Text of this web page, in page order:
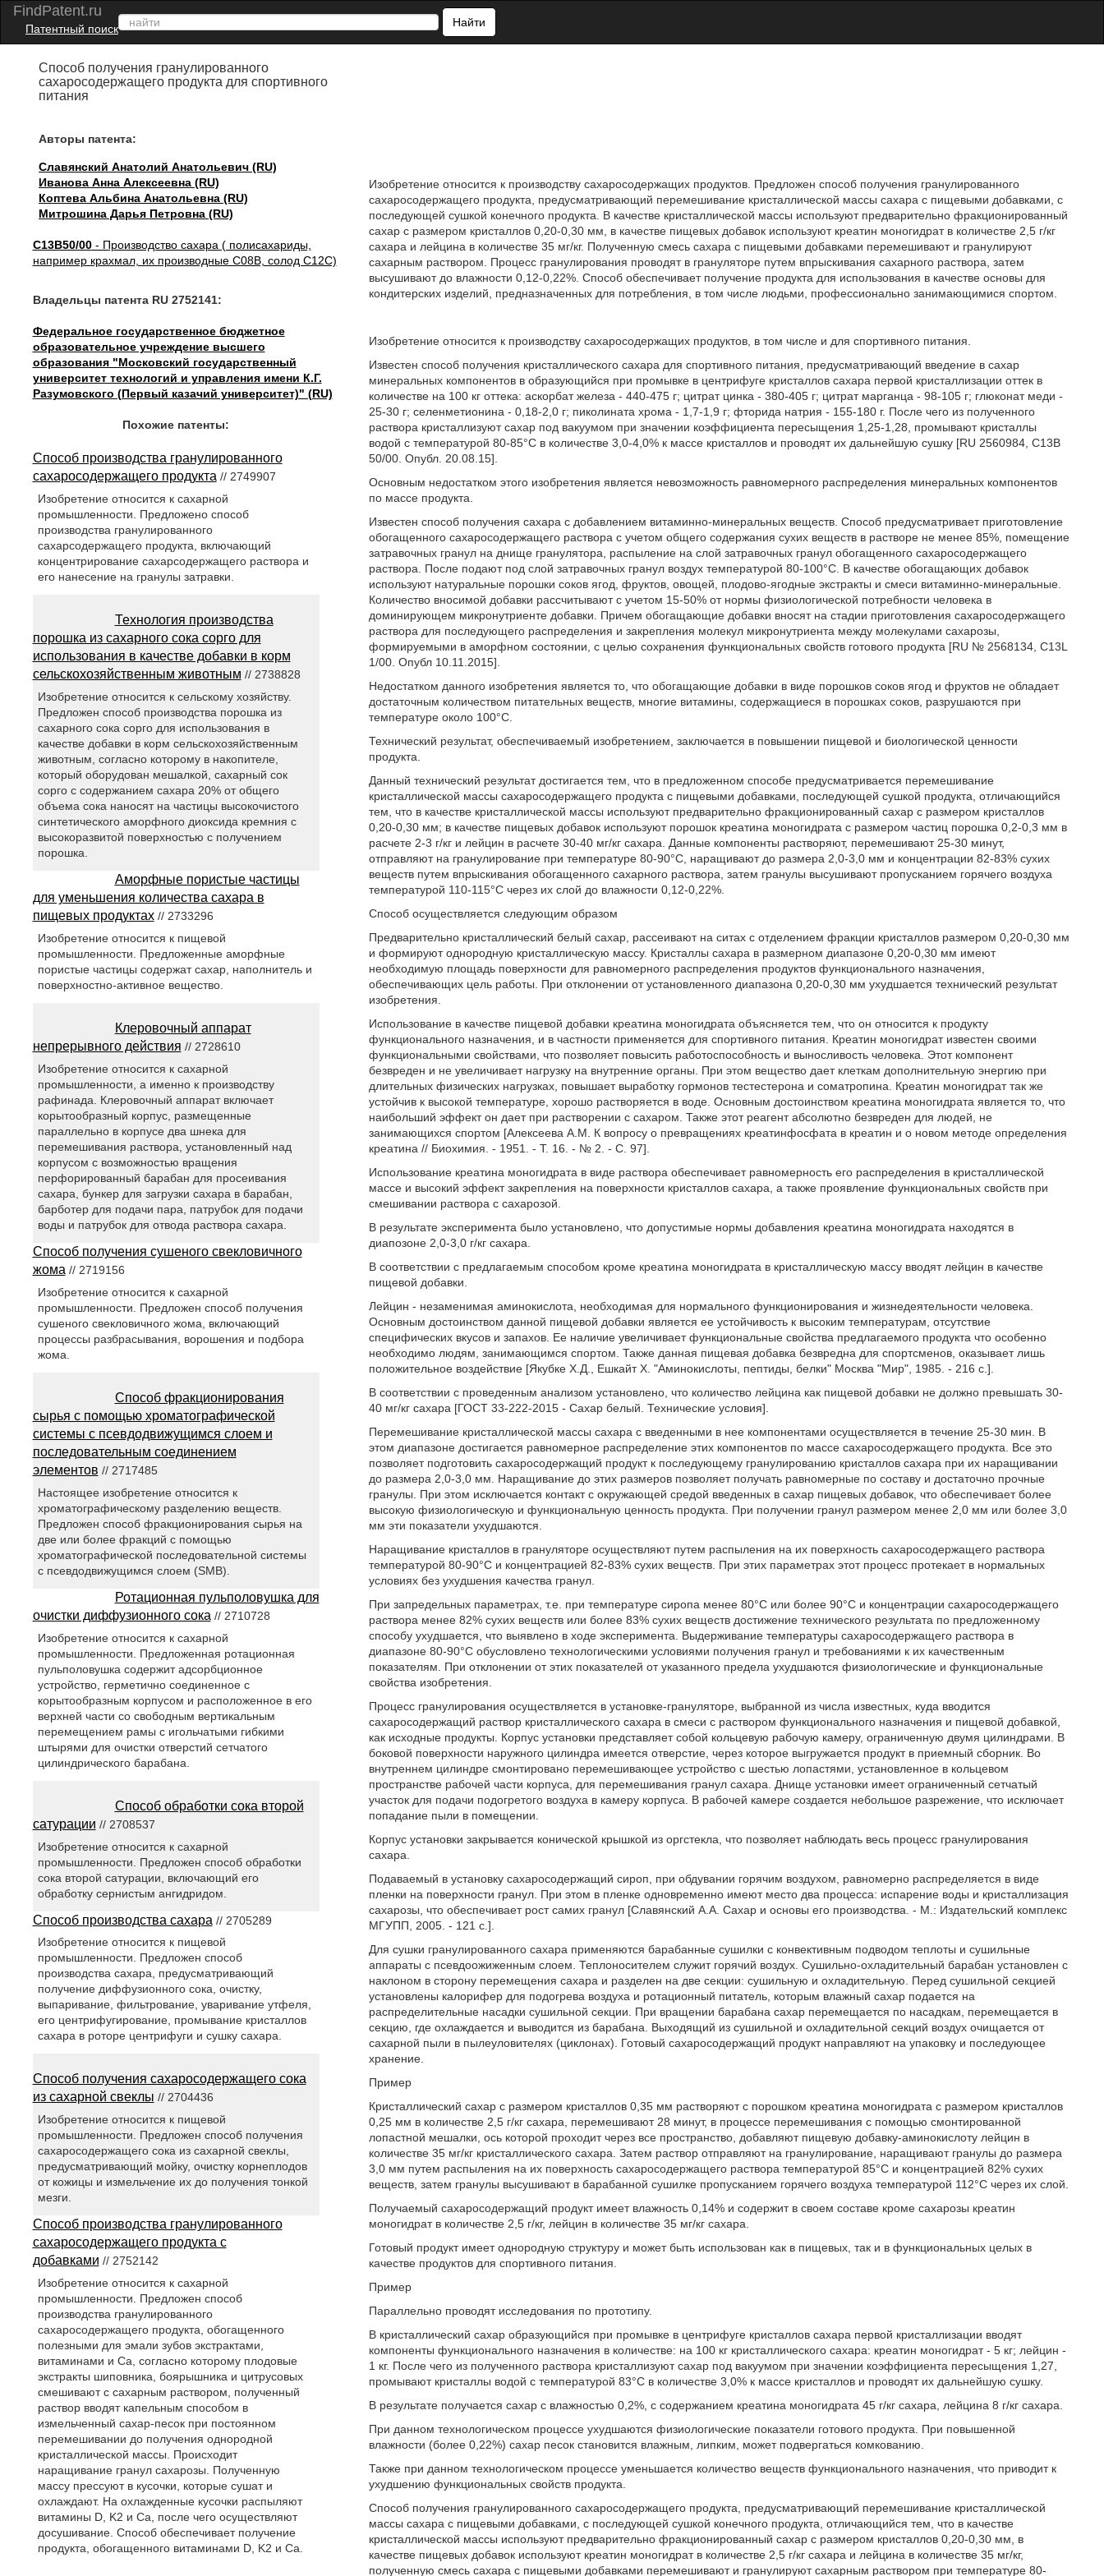
FindPatent.ru
Патентный поиск
Найти
Способ получения гранулированного
сахаросодержащего продукта для спортивного
питания
Авторы патента:
Славянский Анатолий Анатольевич (RU)
Иванова Анна Алексеевна (RU)
Коптева Альбина Анатольевна (RU)
Митрошина Дарья Петровна (RU)
C13B50/00- Производство сахара ( полисахариды,
например крахмал, их производные C08B, солод C12C)
Владельцы патента RU 2752141:
Федеральное государственное бюджетное
образовательное учреждение высшего
образования "Московский государственный
университет технологий и управления имени К.Г.
Разумовского (Первый казачий университет)" (RU)
Изобретение относится к производству сахаросодержащих продуктов. Предложен способ получения гранулированного
сахаросодержащего продукта, предусматривающий перемешивание кристаллической массы сахара с пищевыми добавками, с
последующей сушкой конечного продукта. В качестве кристаллической массы используют предварительно фракционированный
сахар с размером кристаллов 0,20-0,30 мм, в качестве пищевых добавок используют креатин моногидрат в количестве 2,5 г/кг
сахара и лейцина в количестве 35 мг/кг. Полученную смесь сахара с пищевыми добавками перемешивают и гранулируют
сахарным раствором. Процесс гранулирования проводят в грануляторе путем впрыскивания сахарного раствора, затем
высушивают до влажности 0,12-0,22%. Способ обеспечивает получение продукта для использования в качестве основы для
кондитерских изделий, предназначенных для потребления, в том числе людьми, профессионально занимающимися спортом.
Изобретение относится к производству сахаросодержащих продуктов, в том числе и для спортивного питания.
Известен способ получения кристаллического сахара для спортивного питания, предусматривающий введение в сахар
минеральных компонентов в образующийся при промывке в центрифуге кристаллов сахара первой кристаллизации оттек в
количестве на 100 кг оттека: аскорбат железа - 440-475 г; цитрат цинка - 380-405 г; цитрат марганца - 98-105 г; глюконат меди -
25-30 г; селенметионина - 0,18-2,0 г; пиколината хрома - 1,7-1,9 г; фторида натрия - 155-180 г. После чего из полученного
раствора кристаллизуют сахар под вакуумом при значении коэффициента пересыщения 1,25-1,28, промывают кристаллы
водой с температурой 80-85°С в количестве 3,0-4,0% к массе кристаллов и проводят их дальнейшую сушку [RU 2560984, С13В
50/00. Опубл. 20.08.15].
Основным недостатком этого изобретения является невозможность равномерного распределения минеральных компонентов
по массе продукта.
Известен способ получения сахара с добавлением витаминно-минеральных веществ. Способ предусматривает приготовление
обогащенного сахаросодержащего раствора с учетом общего содержания сухих веществ в растворе не менее 85%, помещение
затравочных гранул на днище гранулятора, распыление на слой затравочных гранул обогащенного сахаросодержащего
раствора. После подают под слой затравочных гранул воздух температурой 80-100°С. В качестве обогащающих добавок
используют натуральные порошки соков ягод, фруктов, овощей, плодово-ягодные экстракты и смеси витаминно-минеральные.
Количество вносимой добавки рассчитывают с учетом 15-50% от нормы физиологической потребности человека в
доминирующем микронутриенте добавки. Причем обогащающие добавки вносят на стадии приготовления сахаросодержащего
раствора для последующего распределения и закрепления молекул микронутриента между молекулами сахарозы,
формируемыми в аморфном состоянии, с целью сохранения функциональных свойств готового продукта [RU № 2568134, C13L
1/00. Опубл 10.11.2015].
Недостатком данного изобретения является то, что обогащающие добавки в виде порошков соков ягод и фруктов не обладает
достаточным количеством питательных веществ, многие витамины, содержащиеся в порошках соков, разрушаются при
температуре около 100°С.
Технический результат, обеспечиваемый изобретением, заключается в повышении пищевой и биологической ценности
продукта.
Данный технический результат достигается тем, что в предложенном способе предусматривается перемешивание
кристаллической массы сахаросодержащего продукта с пищевыми добавками, последующей сушкой продукта, отличающийся
тем, что в качестве кристаллической массы используют предварительно фракционированный сахар с размером кристаллов
0,20-0,30 мм; в качестве пищевых добавок используют порошок креатина моногидрата с размером частиц порошка 0,2-0,3 мм в
расчете 2-3 г/кг и лейцин в расчете 30-40 мг/кг сахара. Данные компоненты растворяют, перемешивают 25-30 минут,
отправляют на гранулирование при температуре 80-90°С, наращивают до размера 2,0-3,0 мм и концентрации 82-83% сухих
веществ путем впрыскивания обогащенного сахарного раствора, затем гранулы высушивают пропусканием горячего воздуха
температурой 110-115°С через их слой до влажности 0,12-0,22%.
Способ осуществляется следующим образом
Предварительно кристаллический белый сахар, рассеивают на ситах с отделением фракции кристаллов размером 0,20-0,30 мм
и формируют однородную кристаллическую массу. Кристаллы сахара в размерном диапазоне 0,20-0,30 мм имеют
необходимую площадь поверхности для равномерного распределения продуктов функционального назначения,
обеспечивающих цель работы. При отклонении от установленного диапазона 0,20-0,30 мм ухудшается технический результат
изобретения.
Использование в качестве пищевой добавки креатина моногидрата объясняется тем, что он относится к продукту
функционального назначения, и в частности применяется для спортивного питания. Креатин моногидрат известен своими
функциональными свойствами, что позволяет повысить работоспособность и выносливость человека. Этот компонент
безвреден и не увеличивает нагрузку на внутренние органы. При этом вещество дает клеткам дополнительную энергию при
длительных физических нагрузках, повышает выработку гормонов тестестерона и соматропина. Креатин моногидрат так же
устойчив к высокой температуре, хорошо растворяется в воде. Основным достоинством креатина моногидрата является то, что
наибольший эффект он дает при растворении с сахаром. Также этот реагент абсолютно безвреден для людей, не
занимающихся спортом [Алексеева A.M. К вопросу о превращениях креатинфосфата в креатин и о новом методе определения
креатина // Биохимия. - 1951. - Т. 16. - № 2. - С. 97].
Использование креатина моногидрата в виде раствора обеспечивает равномерность его распределения в кристаллической
массе и высокий эффект закрепления на поверхности кристаллов сахара, а также проявление функциональных свойств при
смешивании раствора с сахарозой.
В результате эксперимента было установлено, что допустимые нормы добавления креатина моногидрата находятся в
диапозоне 2,0-3,0 г/кг сахара.
В соответствии с предлагаемым способом кроме креатина моногидрата в кристаллическую массу вводят лейцин в качестве
пищевой добавки.
Лейцин - незаменимая аминокислота, необходимая для нормального функционирования и жизнедеятельности человека.
Основным достоинством данной пищевой добавки является ее устойчивость к высоким температурам, отсутствие
специфических вкусов и запахов. Ее наличие увеличивает функциональные свойства предлагаемого продукта что особенно
необходимо людям, занимающимся спортом. Также данная пищевая добавка безвредна для спортсменов, оказывает лишь
положительное воздействие [Якубке Х.Д., Ешкайт X. "Аминокислоты, пептиды, белки" Москва "Мир", 1985. - 216 с.].
В соответствии с проведенным анализом установлено, что количество лейцина как пищевой добавки не должно превышать 30-
40 мг/кг сахара [ГОСТ 33-222-2015 - Сахар белый. Технические условия].
Перемешивание кристаллической массы сахара с введенными в нее компонентами осуществляется в течение 25-30 мин. В
этом диапазоне достигается равномерное распределение этих компонентов по массе сахаросодержащего продукта. Все это
позволяет подготовить сахаросодержащий продукт к последующему гранулированию кристаллов сахара при их наращивании
до размера 2,0-3,0 мм. Наращивание до этих размеров позволяет получать равномерные по составу и достаточно прочные
гранулы. При этом исключается контакт с окружающей средой введенных в сахар пищевых добавок, что обеспечивает более
высокую физиологическую и функциональную ценность продукта. При получении гранул размером менее 2,0 мм или более 3,0
мм эти показатели ухудшаются.
Наращивание кристаллов в грануляторе осуществляют путем распыления на их поверхность сахаросодержащего раствора
температурой 80-90°С и концентрацией 82-83% сухих веществ. При этих параметрах этот процесс протекает в нормальных
условиях без ухудшения качества гранул.
При запредельных параметрах, т.е. при температуре сиропа менее 80°С или более 90°С и концентрации сахаросодержащего
раствора менее 82% сухих веществ или более 83% сухих веществ достижение технического результата по предложенному
способу ухудшается, что выявлено в ходе эксперимента. Выдерживание температуры сахаросодержащего раствора в
диапазоне 80-90°С обусловлено технологическими условиями получения гранул и требованиями к их качественным
показателям. При отклонении от этих показателей от указанного предела ухудшаются физиологические и функциональные
свойства изобретения.
Процесс гранулирования осуществляется в установке-грануляторе, выбранной из числа известных, куда вводится
сахаросодержащий раствор кристаллического сахара в смеси с раствором функционального назначения и пищевой добавкой,
как исходные продукты. Корпус установки представляет собой кольцевую рабочую камеру, ограниченную двумя цилиндрами. В
боковой поверхности наружного цилиндра имеется отверстие, через которое выгружается продукт в приемный сборник. Во
внутреннем цилиндре смонтировано перемешивающее устройство с шестью лопастями, установленное в кольцевом
пространстве рабочей части корпуса, для перемешивания гранул сахара. Днище установки имеет ограниченный сетчатый
участок для подачи подогретого воздуха в камеру корпуса. В рабочей камере создается небольшое разрежение, что исключает
попадание пыли в помещении.
Корпус установки закрывается конической крышкой из оргстекла, что позволяет наблюдать весь процесс гранулирования
сахара.
Подаваемый в установку сахаросодержащий сироп, при обдувании горячим воздухом, равномерно распределяется в виде
пленки на поверхности гранул. При этом в пленке одновременно имеют место два процесса: испарение воды и кристаллизация
сахарозы, что обеспечивает рост самих гранул [Славянский А.А. Сахар и основы его производства. - М.: Издательский комплекс
МГУПП, 2005. - 121 с.].
Для сушки гранулированного сахара применяются барабанные сушилки с конвективным подводом теплоты и сушильные
аппараты с псевдоожиженным слоем. Теплоносителем служит горячий воздух. Сушильно-охладительный барабан установлен с
наклоном в сторону перемещения сахара и разделен на две секции: сушильную и охладительную. Перед сушильной секцией
установлены калорифер для подогрева воздуха и ротационный питатель, которым влажный сахар подается на
распределительные насадки сушильной секции. При вращении барабана сахар перемещается по насадкам, перемещается в
секцию, где охлаждается и выводится из барабана. Выходящий из сушильной и охладительной секций воздух очищается от
сахарной пыли в пылеуловителях (циклонах). Готовый сахаросодержащий продукт направляют на упаковку и последующее
хранение.
Пример
Кристаллический сахар с размером кристаллов 0,35 мм растворяют с порошком креатина моногидрата с размером кристаллов
0,25 мм в количестве 2,5 г/кг сахара, перемешивают 28 минут, в процессе перемешивания с помощью смонтированной
лопастной мешалки, ось которой проходит через все пространство, добавляют пищевую добавку-аминокислоту лейцин в
количестве 35 мг/кг кристаллического сахара. Затем раствор отправляют на гранулирование, наращивают гранулы до размера
3,0 мм путем распыления на их поверхность сахаросодержащего раствора температурой 85°С и концентрацией 82% сухих
веществ, затем гранулы высушивают в барабанной сушилке пропусканием горячего воздуха температурой 112°С через их слой.
Получаемый сахаросодержащий продукт имеет влажность 0,14% и содержит в своем составе кроме сахарозы креатин
моногидрат в количестве 2,5 г/кг, лейцин в количестве 35 мг/кг сахара.
Готовый продукт имеет однородную структуру и может быть использован как в пищевых, так и в функциональных целых в
качестве продуктов для спортивного питания.
Пример
Параллельно проводят исследования по прототипу.
В кристаллический сахар образующийся при промывке в центрифуге кристаллов сахара первой кристаллизации вводят
компоненты функционального назначения в количестве: на 100 кг кристаллического сахара: креатин моногидрат - 5 кг; лейцин -
1 кг. После чего из полученного раствора кристаллизуют сахар под вакуумом при значении коэффициента пересыщения 1,27,
промывают кристаллы водой с температурой 83°С в количестве 3,0% к массе кристаллов и проводят их дальнейшую сушку.
В результате получается сахар с влажностью 0,2%, с содержанием креатина моногидрата 45 г/кг сахара, лейцина 8 г/кг сахара.
При данном технологическом процессе ухудшаются физиологические показатели готового продукта. При повышенной
влажности (более 0,22%) сахар песок становится влажным, липким, может подвергаться комкованию.
Также при данном технологическом процессе уменьшается количество веществ функционального назначения, что приводит к
ухудшению функциональных свойств продукта.
Способ получения гранулированного сахаросодержащего продукта, предусматривающий перемешивание кристаллической
массы сахара с пищевыми добавками, с последующей сушкой конечного продукта, отличающийся тем, что в качестве
кристаллической массы используют предварительно фракционированный сахар с размером кристаллов 0,20-0,30 мм, в
качестве пищевых добавок используют креатин моногидрат в количестве 2,5 г/кг сахара и лейцина в количестве 35 мг/кг,
полученную смесь сахара с пищевыми добавками перемешивают и гранулируют сахарным раствором при температуре 80-
Похожие патенты:
Способ производства гранулированного
сахаросодержащего продукта // 2749907
Изобретение относится к сахарной
промышленности. Предложено способ
производства гранулированного
сахарсодержащего продукта, включающий
концентрирование сахарсодержащего раствора и
его нанесение на гранулы затравки.
Технология производства
порошка из сахарного сока сорго для
использования в качестве добавки в корм
сельскохозяйственным животным // 2738828
Изобретение относится к сельскому хозяйству.
Предложен способ производства порошка из
сахарного сока сорго для использования в
качестве добавки в корм сельскохозяйственным
животным, согласно которому в накопителе,
который оборудован мешалкой, сахарный сок
сорго с содержанием сахара 20% от общего
объема сока наносят на частицы высокочистого
синтетического аморфного диоксида кремния с
высокоразвитой поверхностью с получением
порошка.
Аморфные пористые частицы
для уменьшения количества сахара в
пищевых продуктах// 2733296
Изобретение относится к пищевой
промышленности. Предложенные аморфные
пористые частицы содержат сахар, наполнитель и
поверхностно-активное вещество.
Клеровочный аппарат
непрерывного действия // 2728610
Изобретение относится к сахарной
промышленности, а именно к производству
рафинада. Клеровочный аппарат включает
корытообразный корпус, размещенные
параллельно в корпусе два шнека для
перемешивания раствора, установленный над
корпусом с возможностью вращения
перфорированный барабан для просеивания
сахара, бункер для загрузки сахара в барабан,
барботер для подачи пара, патрубок для подачи
воды и патрубок для отвода раствора сахара.
Способ получения сушеного свекловичного
жома // 2719156
Изобретение относится к сахарной
промышленности. Предложен способ получения
сушеного свекловичного жома, включающий
процессы разбрасывания, ворошения и подбора
жома.
Способ фракционирования
сырья с помощью хроматографической
системы с псевдодвижущимся слоем и
последовательным соединением
элементов // 2717485
Настоящее изобретение относится к
хроматографическому разделению веществ.
Предложен способ фракционирования сырья на
две или более фракций с помощью
хроматографической последовательной системы
с псевдодвижущимся слоем (SMB).
Ротационная пульполовушка для
очистки диффузионного сока // 2710728
Изобретение относится к сахарной
промышленности. Предложенная ротационная
пульполовушка содержит адсорбционное
устройство, герметично соединенное с
корытообразным корпусом и расположенное в его
верхней части со свободным вертикальным
перемещением рамы с игольчатыми гибкими
штырями для очистки отверстий сетчатого
цилиндрического барабана.
Способ обработки сока второй
сатурации // 2708537
Изобретение относится к сахарной
промышленности. Предложен способ обработки
сока второй сатурации, включающий его
обработку сернистым ангидридом.
Способ производства сахара // 2705289
Изобретение относится к пищевой
промышленности. Предложен способ
производства сахара, предусматривающий
получение диффузионного сока, очистку,
выпаривание, фильтрование, уваривание утфеля,
его центрифугирование, промывание кристаллов
сахара в роторе центрифуги и сушку сахара.
Способ получения сахаросодержащего сока
из сахарной свеклы // 2704436
Изобретение относится к пищевой
промышленности. Предложен способ получения
сахаросодержащего сока из сахарной свеклы,
предусматривающий мойку, очистку корнеплодов
от кожицы и измельчение их до получения тонкой
мезги.
Способ производства гранулированного
сахаросодержащего продукта с
добавками // 2752142
Изобретение относится к сахарной
промышленности. Предложен способ
производства гранулированного
сахаросодержащего продукта, обогащенного
полезными для эмали зубов экстрактами,
витаминами и Ca, согласно которому плодовые
экстракты шиповника, боярышника и цитрусовых
смешивают с сахарным раствором, полученный
раствор вводят капельным способом в
измельченный сахар-песок при постоянном
перемешивании до получения однородной
кристаллической массы. Происходит
наращивание гранул сахарозы. Полученную
массу прессуют в кусочки, которые сушат и
охлаждают. На охлажденные кусочки распыляют
витамины D, K2 и Ca, после чего осуществляют
досушивание. Способ обеспечивает получение
продукта, обогащенного витаминами D, K2 и Са.